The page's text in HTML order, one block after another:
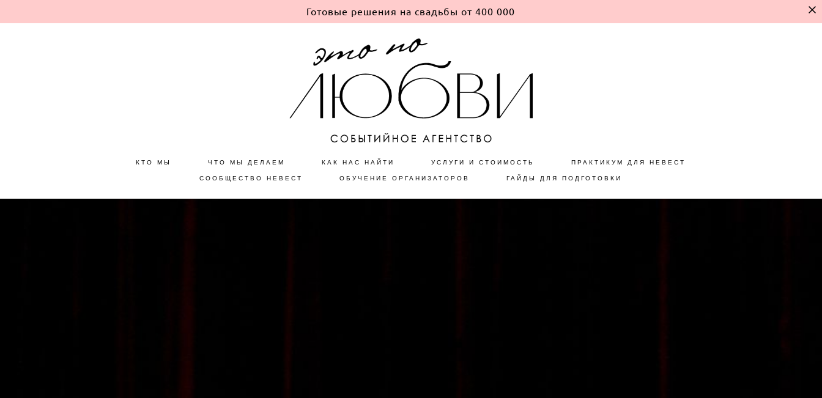
Готовые решения на свадьбы от 400 000
КТО МЫ ЧТО МЫ ДЕЛАЕМ КАК НАС НАЙТИ УСЛУГИ И СТОИМОСТЬ ПРАКТИКУМ ДЛЯ НЕВЕСТ
СООБЩЕСТВО НЕВЕСТ ОБУЧЕНИЕ ОРГАНИЗАТОРОВ ГАЙДЫ ДЛЯ ПОДГОТОВКИ